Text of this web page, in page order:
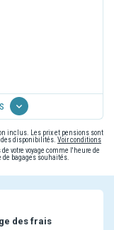
inclus. Les prix et pensions sont
disponibilités. Voir conditions
votre voyage comme l'heure de
bagages souhaités.
des frais